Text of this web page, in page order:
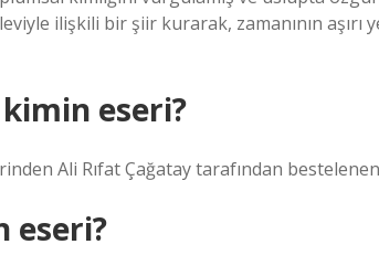
ilişkili bir şiir kurarak, zamanının aşırı
eseri?
Ali Rıfat Çağatay tarafından
eseri?